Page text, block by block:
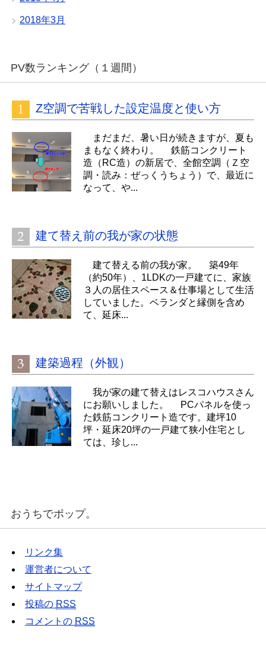
2018年3月
PV数ランキング（１週間）
Z空調で苦戦した設定温度と使い方
まだまだ、暑い日が続きますが、夏も
まもなく終わり。 鉄筋コンクリート
造（RC造）の新居で、全館空調（Ｚ空
調・読み：ぜっくうちょう）で、最近に
なって、や...
建て替え前の我が家の状態
建て替える前の我が家。 築49年
（約50年）、1LDKの一戸建てに、家族
３人の居住スペース＆仕事場として生活
していました。ベランダと縁側を含め
て、延床...
建築過程（外観）
我が家の建て替えはレスコハウスさん
にお願いしました。 PCパネルを使っ
た鉄筋コンクリート造です。建坪10
坪・延床20坪の一戸建て狭小住宅とし
ては、珍し...
おうちでポップ。
リンク集
運営者について
サイトマップ
投稿の RSS
コメントの RSS